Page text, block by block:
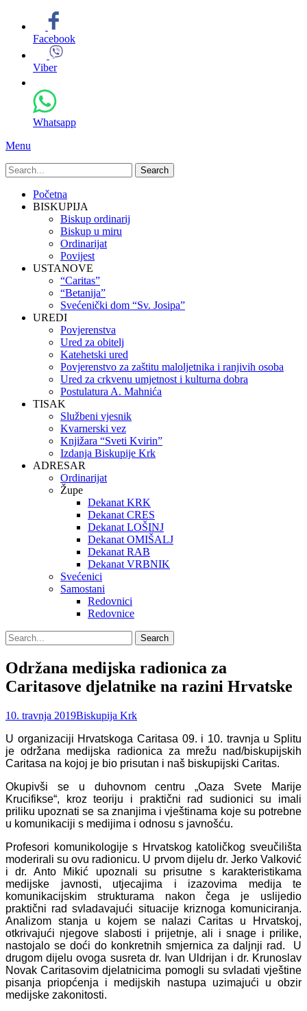
Facebook
Viber
Whatsapp
Menu
Search
for:
Primary
Menu
Skip
Početna
BISKUPIJA
Biskup ordinarij
Biskup u miru
Ordinarijat
Povijest
USTANOVE
“Caritas”
“Betanija”
Svećenički dom “Sv. Josipa”
UREDI
Povjerenstva
Ured za obitelj
Katehetski ured
Povjerenstvo za zaštitu maloljetnika i ranjivih osoba
Ured za crkvenu umjetnost i kulturna dobra
Postulatura A. Mahnića
TISAK
Službeni vjesnik
Kvarnerski vez
Knjižara “Sveti Kvirin”
Izdanja Biskupije Krk
ADRESAR
Ordinarijat
Župe
Dekanat KRK
Dekanat CRES
Dekanat LOŠINJ
Dekanat OMIŠALJ
Dekanat RAB
Dekanat VRBNIK
Svećenici
Samostani
Redovnici
Redovnice
Search
Search
for:
Održana medijska radionica za
Caritasove djelatnike na razini Hrvatske
Posted
10. travnja 2019Author
Biskupija Krk
U organizaciji Hrvatskoga Caritasa 09. i 10. travnja u Splitu
je održana medijska radionica za mrežu nad/biskupijskih
Caritasa na kojoj je bio prisutan i naš biskupijski Caritas.
Okupivši se u duhovnom centru „Oaza Svete Marije
Krucifikse“, kroz teoriju i praktični rad sudionici su imali
priliku upoznati se sa znanjima i vještinama koje su potrebne
u komunikaciji s medijima i odnosu s javnošću.
Profesori komunikologije s Hrvatskog katoličkog sveučilišta
moderirali su ovu radionicu. U prvom dijelu dr. Jerko Valković
i dr. Anto Mikić upoznali su prisutne s karakteristikama
medijske javnosti, utjecajima i izazovima medija te
komunikacijskim strukturama nakon čega je uslijedio
praktični rad svladavajući situacije kriznoga komuniciranja.
Analizom stanja u kojem se nalazi Caritas u Hrvatskoj,
otkrivajući njegove slabosti i prijetnje, ali i snage i prilike,
nastojalo se doći do konkretnih smjernica za daljnji rad. U
drugom dijelu ovoga susreta dr. Ivan Uldrijan i dr. Krunoslav
Novak Caritasovim djelatnicima pomogli su svladati vještine
pisanja priopćenja i medijskih nastupa uzimajući u obzir
medijske zakonitosti.